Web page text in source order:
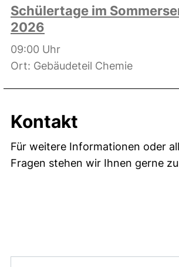
Schülertage im
2026
ausgebucht
Zeit:
09:00 Uhr
Ort: Gebäudeteil Chemie
Kontakt
Für weitere Informationen oder
Fragen stehen wir Ihnen gerne